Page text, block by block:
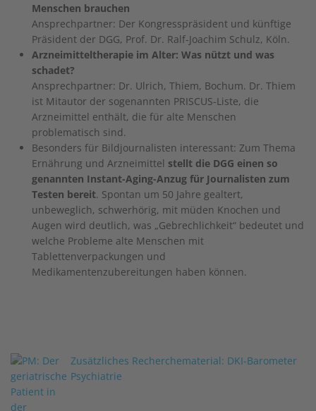
Menschen brauchen
Ansprechpartner: Der Kongresspräsident und künftige
Präsident der DGG, Prof. Dr. Ralf-Joachim Schulz, Köln.
Arzneimitteltherapie im Alter: Was nützt und was
schadet?
Ansprechpartner: Dr. Ulrich, Thiem, Bochum. Dr. Thiem
ist Mitautor der sogenannten PRISCUS-Liste, die
Arzneimittel enthält, die für alte Menschen
problematisch sind.
Besonders für Bildjournalisten interessant: Zum Thema
Ernährung und Arzneimittel stellt die DGG einen so
genannten Instant-Aging-Anzug für Journalisten zum
Testen bereit. Spontan um 50 Jahre gealtert,
unbeweglich, schwerhörig, mit müden Knochen und
Augen wird deutlich, was „Gebrechlichkeit“ bedeutet und
welche Probleme alte Menschen mit
Tablettenverpackungen und
Medikamentenzubereitungen haben können.
Zusätzliches Recherchematerial: DKI-Barometer
Psychiatrie